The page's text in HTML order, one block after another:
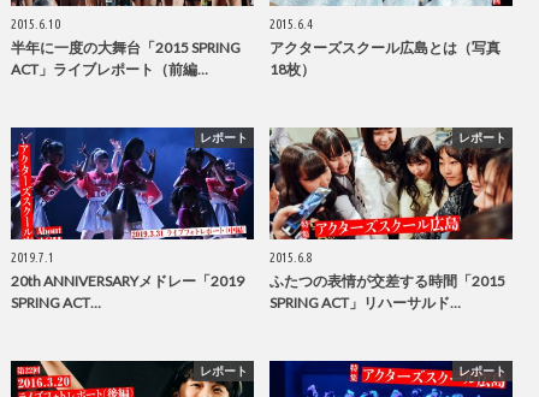
2015.6.10
半年に一度の大舞台「2015 SPRING
ACT」ライブレポート（前編…
2015.6.4
アクターズスクール広島とは（写真
18枚）
レポート
2019.7.1
20th ANNIVERSARYメドレー「2019
SPRING ACT…
レポート
2015.6.8
ふたつの表情が交差する時間「2015
SPRING ACT」リハーサルド…
レポート レポート